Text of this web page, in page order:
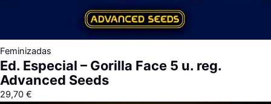
Feminizadas
Ed. Especial – Gorilla Face 5 u. reg.
Advanced Seeds
29,70 €